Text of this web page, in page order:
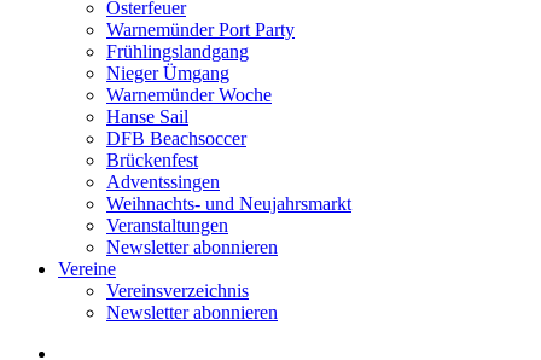
Osterfeuer
Warnemünder Port Party
Frühlingslandgang
Nieger Ümgang
Warnemünder Woche
Hanse Sail
DFB Beachsoccer
Brückenfest
Adventssingen
Weihnachts- und Neujahrsmarkt
Veranstaltungen
Newsletter abonnieren
Vereine
Vereinsverzeichnis
Newsletter abonnieren